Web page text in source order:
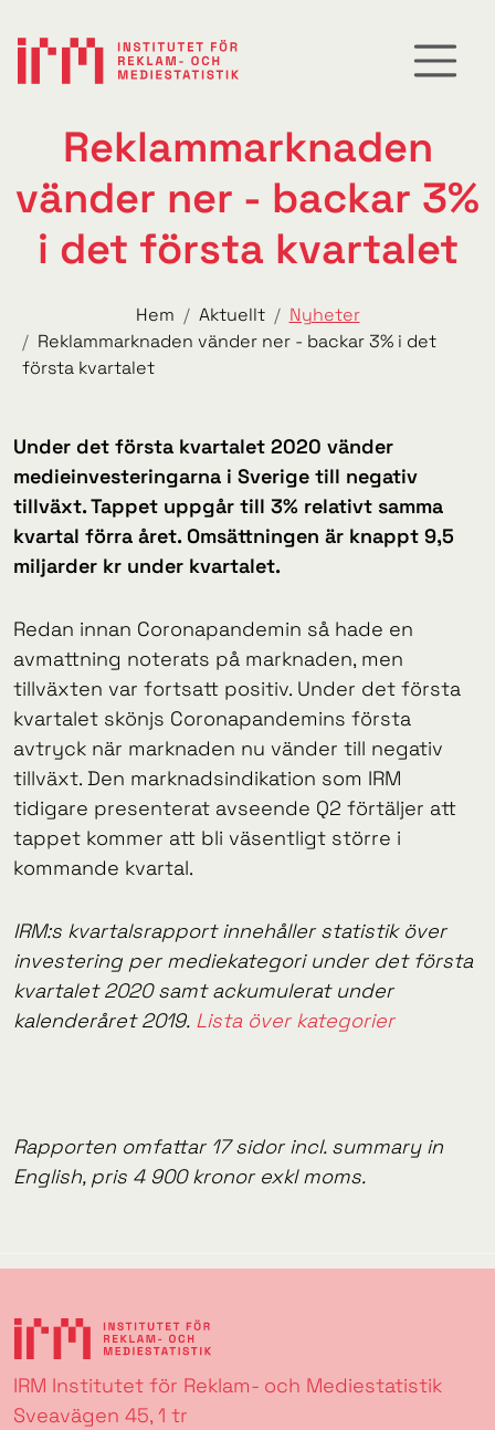
Reklammarknaden
vänder ner - backar 3%
i det första kvartalet
Hem Aktuellt
Nyheter
Reklammarknaden vänder ner - backar 3% i det
första kvartalet
Under det första kvartalet 2020 vänder
medieinvesteringarna i Sverige till negativ
tillväxt. Tappet uppgår till 3% relativt samma
kvartal förra året. Omsättningen är knappt 9,5
miljarder kr under kvartalet.
Redan innan Coronapandemin så hade en
avmattning noterats på marknaden, men
tillväxten var fortsatt positiv. Under det första
kvartalet skönjs Coronapandemins första
avtryck när marknaden nu vänder till negativ
tillväxt. Den marknadsindikation som IRM
tidigare presenterat avseende Q2 förtäljer att
tappet kommer att bli väsentligt större i
kommande kvartal.
IRM:s kvartalsrapport innehåller statistik över
investering per mediekategori under det första
kvartalet 2020 samt ackumulerat under
kalenderåret 2019. Lista över kategorier
Rapporten omfattar 17 sidor incl. summary in
English, pris 4 900 kronor exkl moms.
IRM Institutet för Reklam- och Mediestatistik
Sveavägen 45, 1 tr